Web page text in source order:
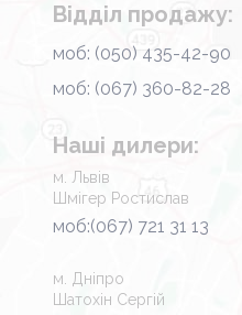
Відділ продажу:
моб: (050) 435-42-90
моб: (067) 360-82-28
Наші дилери:
м. Львів
Шмігер Ростислав
моб:(067) 721 31 13
м. Дніпро
Шатохін Сергій